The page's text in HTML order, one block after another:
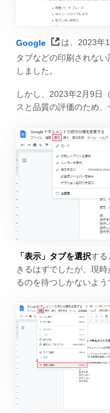
Google
は、2023年
タブなどの印刷されな
しました。
しかし、2023年2月9日
スと品質の評価のため、
「表示」タブを選択する
きるはずでしたが、現
るのを待つしかないよう